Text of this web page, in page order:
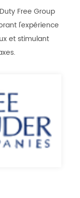
Free Group
l'expérience
et stimulant